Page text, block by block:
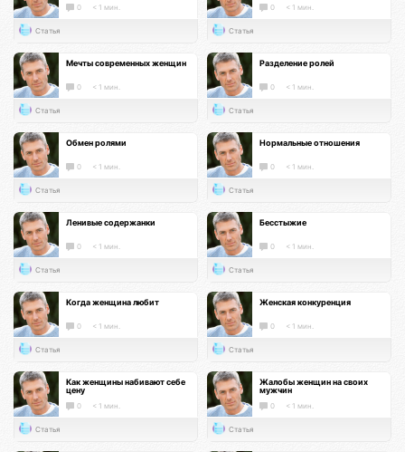
0 < 1 мин.
Статья
0 < 1 мин.
Статья
Мечты современных женщин
0 < 1 мин.
Статья
Разделение ролей
0 < 1 мин.
Статья
Обмен ролями
0 < 1 мин.
Статья
Нормальные отношения
0 < 1 мин.
Статья
Ленивые содержанки
0 < 1 мин.
Статья
Бесстыжие
0 < 1 мин.
Статья
Когда женщина любит
0 < 1 мин.
Статья
Женская конкуренция
0 < 1 мин.
Статья
Как женщины набивают себе
цену
0 < 1 мин.
Статья
Жалобы женщин на своих
мужчин
0 < 1 мин.
Статья